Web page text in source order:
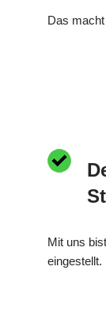
Das
Mit uns
eingestellt.